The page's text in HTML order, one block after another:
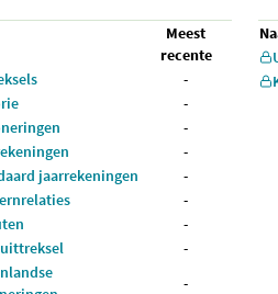
Meest
recente
-
-
-
-
jaarrekeningen
-
-
-
uittreksel
-
-